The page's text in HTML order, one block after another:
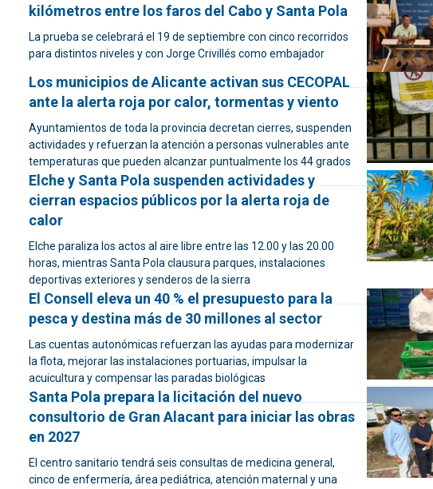
kilómetros entre los faros del Cabo y Santa Pola
La prueba se celebrará el 19 de septiembre con cinco recorridos
para distintos niveles y con Jorge Crivillés como embajador
Los municipios de Alicante activan sus CECOPAL
ante la alerta roja por calor, tormentas y viento
Ayuntamientos de toda la provincia decretan cierres, suspenden
actividades y refuerzan la atención a personas vulnerables ante
temperaturas que pueden alcanzar puntualmente los 44 grados
Elche y Santa Pola suspenden actividades y
cierran espacios públicos por la alerta roja de
calor
Elche paraliza los actos al aire libre entre las 12.00 y las 20.00
horas, mientras Santa Pola clausura parques, instalaciones
deportivas exteriores y senderos de la sierra
El Consell eleva un 40 % el presupuesto para la
pesca y destina más de 30 millones al sector
Las cuentas autonómicas refuerzan las ayudas para modernizar
la flota, mejorar las instalaciones portuarias, impulsar la
acuicultura y compensar las paradas biológicas
Santa Pola prepara la licitación del nuevo
consultorio de Gran Alacant para iniciar las obras
en 2027
El centro sanitario tendrá seis consultas de medicina general,
cinco de enfermería, área pediátrica, atención maternal y una